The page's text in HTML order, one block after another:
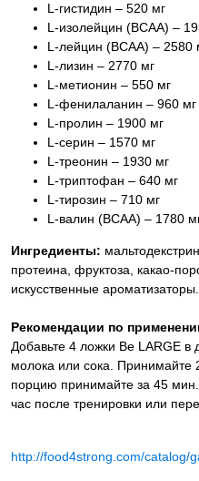
L-гистидин – 520 мг
L-изолейцин (BCAA) –
L-лейцин (BCAA) – 2580
L-лизин – 2770 мг
L-метионин – 550 мг
L-фенилаланин – 960 мг
L-пролин – 1900 мг
L-серин – 1570 мг
L-треонин – 1930 мг
L-триптофан – 640 мг
L-тирозин – 710 мг
L-валин (BCAA) – 1780
Ингредиенты:
протеина, фруктоза, какао-
искусственные ароматизаторы.
Рекомендации по
Добавьте 4 ложки Be LARGE в
молока или сока. Принимайте
порцию принимайте за 45
час после тренировки или
http://food4strong.com/catalog/